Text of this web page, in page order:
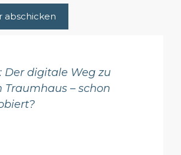
Der digitale Weg zu
Traumhaus – schon